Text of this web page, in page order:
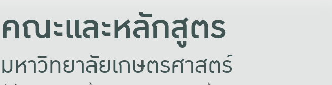
คณะและหลักสูตร
มหาวิทยาลัยเกษตรศาสตร์